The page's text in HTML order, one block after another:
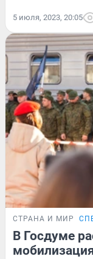
5 июля, 2023, 20:05
СТРАНА И МИР
В Госдуме